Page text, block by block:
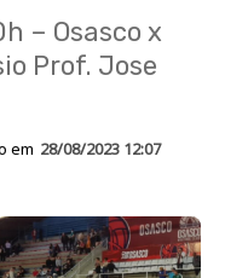
– Osasco x
Prof. Jose
em 28/08/2023 12:07